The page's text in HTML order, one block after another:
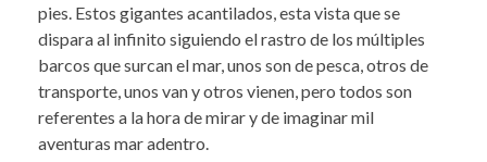
pies. Estos gigantes acantilados, esta vista que se
dispara al infinito siguiendo el rastro de los múltiples
barcos que surcan el mar, unos son de pesca, otros de
transporte, unos van y otros vienen, pero todos son
referentes a la hora de mirar y de imaginar mil
aventuras mar adentro.